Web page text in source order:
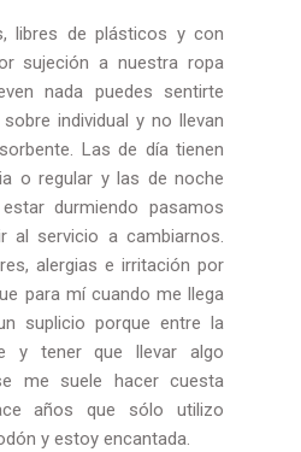
libres de plásticos y con
sujeción a nuestra ropa
nada puedes sentirte
individual y no llevan
Las de día tienen
o regular y las de noche
durmiendo pasamos
al servicio a cambiarnos.
alergias e irritación por
para mí cuando me llega
suplicio porque entre la
y tener que llevar algo
me suele hacer cuesta
años que sólo utilizo
y estoy encantada.